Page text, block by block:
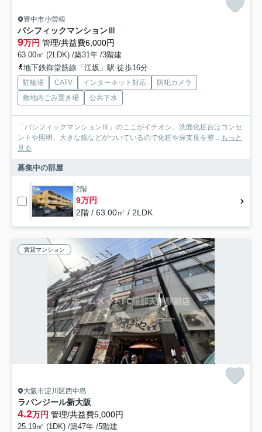
豊中市小曽根
パシフィックマンションⅢ
9万円 管理/共益費6,000円
63.00㎡ (2LDK) /築31年 /3階建
地下鉄御堂筋線「江坂」駅 徒歩16分
駐輪場 CATV インターネット対応
防犯カメラ
敷地内ごみ置き場
公共下水
「パシフィックマンションⅢ」のここがイチオシ。洗面化粧台はコンセ
ントや照明、大きな鏡などがついているので化粧や身支度を整... もっと
見る
募集中の部屋
2階
9万円
2階 / 63.00㎡ / 2LDK
賃貸マンション
大阪市淀川区西中島
ラパンジール新大阪
4.2万円 管理/共益費5,000円
25.19㎡ (1DK) /築47年 /5階建